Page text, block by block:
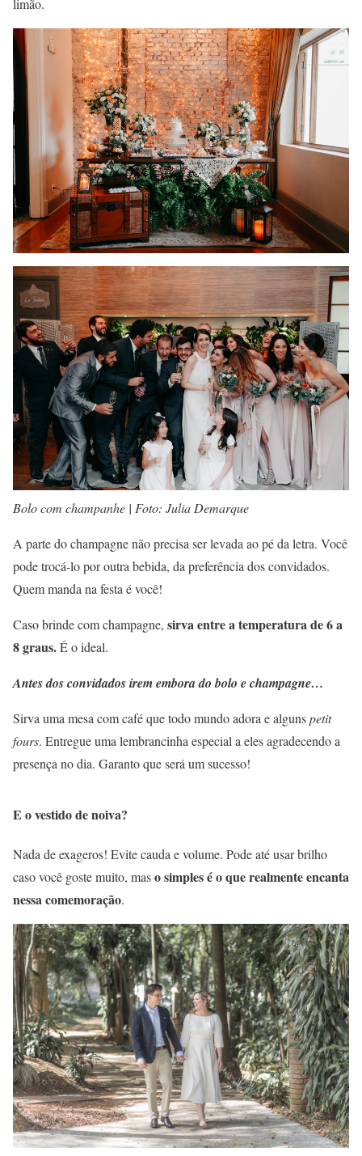
limão.
Bolo com champanhe | Foto: Julia Demarque
A parte do champagne não precisa ser levada ao pé da letra. Você
pode trocá-lo por outra bebida, da preferência dos convidados.
Quem manda na festa é você!
Caso brinde com champagne, sirva entre a temperatura de 6 a
8 graus.É o ideal.
Antes dos convidados irem embora do bolo e champagne…
Sirva uma mesa com café que todo mundo adora e algunspetit
fours. Entregue uma lembrancinha especial a eles agradecendo a
presença no dia. Garanto que será um sucesso!
E o vestido de noiva?
Nada de exageros! Evite cauda e volume. Pode até usar brilho
caso você goste muito, maso simples é o que realmente encanta
nessa comemoração.